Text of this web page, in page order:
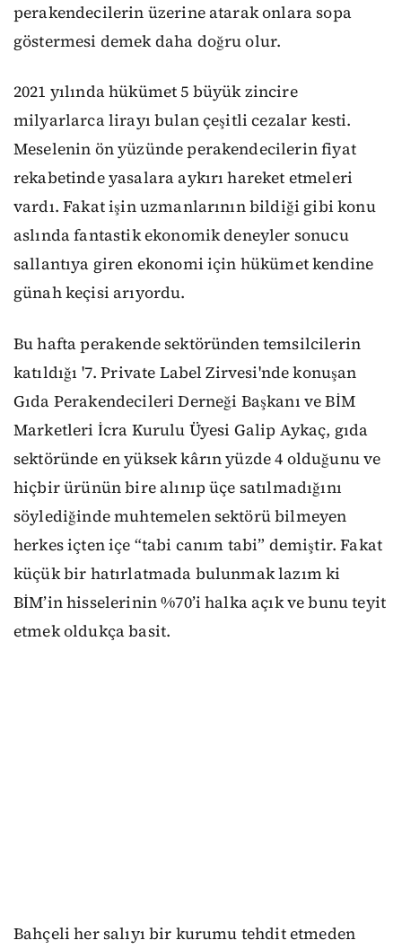
perakendecilerin üzerine atarak onlara sopa
göstermesi demek daha doğru olur.
2021 yılında hükümet 5 büyük zincire
milyarlarca lirayı bulan çeşitli cezalar kesti.
Meselenin ön yüzünde perakendecilerin fiyat
rekabetinde yasalara aykırı hareket etmeleri
vardı. Fakat işin uzmanlarının bildiği gibi konu
aslında fantastik ekonomik deneyler sonucu
sallantıya giren ekonomi için hükümet kendine
günah keçisi arıyordu.
Bu hafta perakende sektöründen temsilcilerin
katıldığı '7. Private Label Zirvesi'nde konuşan
Gıda Perakendecileri Derneği Başkanı ve BİM
Marketleri İcra Kurulu Üyesi Galip Aykaç, gıda
sektöründe en yüksek kârın yüzde 4 olduğunu ve
hiçbir ürünün bire alınıp üçe satılmadığını
söylediğinde muhtemelen sektörü bilmeyen
herkes içten içe “tabi canım tabi” demiştir. Fakat
küçük bir hatırlatmada bulunmak lazım ki
BİM’in hisselerinin %70’i halka açık ve bunu teyit
etmek oldukça basit.
Bahçeli her salıyı bir kurumu tehdit etmeden